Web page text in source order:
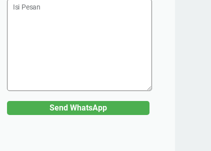
Isi Pesan
Send WhatsApp